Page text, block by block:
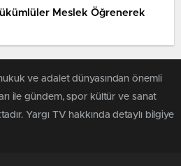
Meslek Öğrenerek
ve adalet dünyasından önemli
ile gündem, spor kültür ve sanat
Yargı TV hakkında detaylı bilgiye